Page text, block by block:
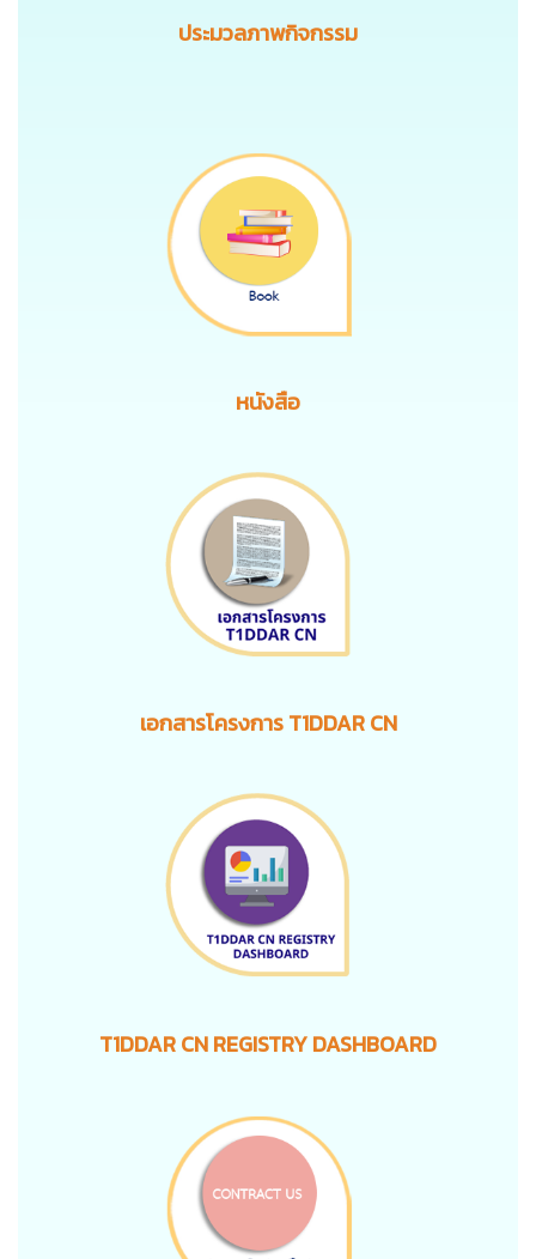
ประมวลภาพกิจกรรม
หนังสือ
เอกสารโครงการ T1DDAR CN
T1DDAR CN REGISTRY DASHBOARD